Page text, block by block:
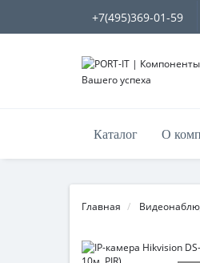
+7(495)369-01-59
Каталог О
Главная